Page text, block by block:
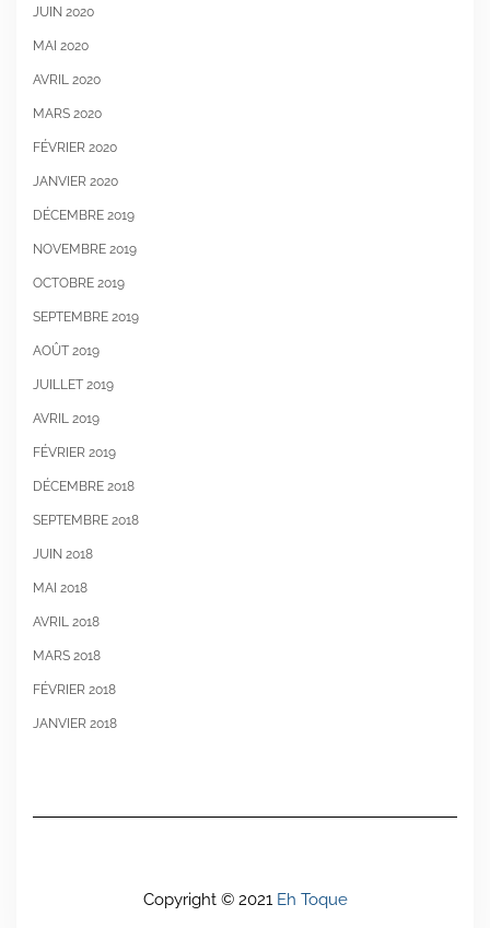
JUIN 2020
MAI 2020
AVRIL 2020
MARS 2020
FÉVRIER 2020
JANVIER 2020
DÉCEMBRE 2019
NOVEMBRE 2019
OCTOBRE 2019
SEPTEMBRE 2019
AOÛT 2019
JUILLET 2019
AVRIL 2019
FÉVRIER 2019
DÉCEMBRE 2018
SEPTEMBRE 2018
JUIN 2018
MAI 2018
AVRIL 2018
MARS 2018
FÉVRIER 2018
JANVIER 2018
Copyright © 2021 Eh Toque